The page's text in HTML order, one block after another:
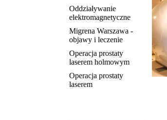
Oddziaływanie
elektromagnetyczne
Migrena Warszawa -
objawy i leczenie
Operacja prostaty
laserem holmowym
Operacja prostaty
laserem